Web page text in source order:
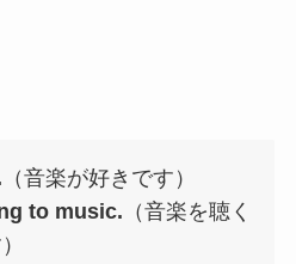
（音楽が好きです）
to music. （音楽を聴く